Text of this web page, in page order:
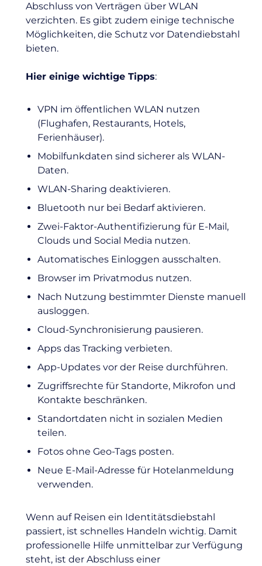
Abschluss von Verträgen über WLAN
verzichten. Es gibt zudem einige technische
Möglichkeiten, die Schutz vor Datendiebstahl
bieten.
Hier einige wichtige Tipps:
VPN im öffentlichen WLAN nutzen
(Flughafen, Restaurants, Hotels,
Ferienhäuser).
Mobilfunkdaten sind sicherer als WLAN-
Daten.
WLAN-Sharing deaktivieren.
Bluetooth nur bei Bedarf aktivieren.
Zwei-Faktor-Authentifizierung für E-Mail,
Clouds und Social Media nutzen.
Automatisches Einloggen ausschalten.
Browser im Privatmodus nutzen.
Nach Nutzung bestimmter Dienste manuell
ausloggen.
Cloud-Synchronisierung pausieren.
Apps das Tracking verbieten.
App-Updates vor der Reise durchführen.
Zugriffsrechte für Standorte, Mikrofon und
Kontakte beschränken.
Standortdaten nicht in sozialen Medien
teilen.
Fotos ohne Geo-Tags posten.
Neue E-Mail-Adresse für Hotelanmeldung
verwenden.
Wenn auf Reisen ein Identitätsdiebstahl
passiert, ist schnelles Handeln wichtig. Damit
professionelle Hilfe unmittelbar zur Verfügung
steht, ist der Abschluss einer